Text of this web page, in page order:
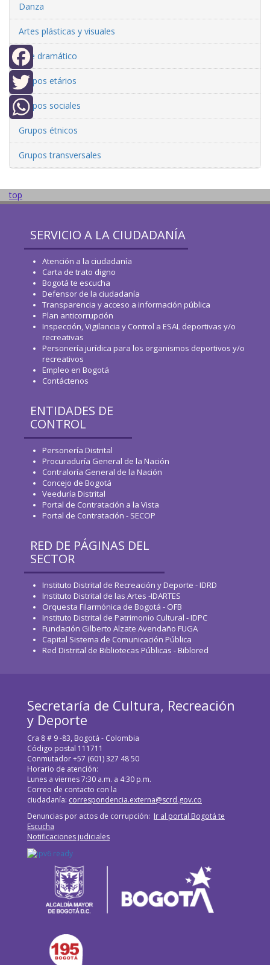
Facebook
Twitter
WhatsApp
Danza
Artes plásticas y visuales
Arte dramático
Grupos etários
Grupos sociales
Grupos étnicos
Grupos transversales
top
SERVICIO A LA CIUDADANÍA
Atención a la ciudadanía
Carta de trato digno
Bogotá te escucha
Defensor de la ciudadanía
Transparencia y acceso a información pública
Plan anticorrupción
Inspección, Vigilancia y Control a ESAL deportivas y/o
recreativas
Personería jurídica para los organismos deportivos y/o
recreativos
Empleo en Bogotá
Contáctenos
ENTIDADES DE
CONTROL
Personería Distrital
Procuraduría General de la Nación
Contraloría General de la Nación
Concejo de Bogotá
Veeduría Distrital
Portal de Contratación a la Vista
Portal de Contratación - SECOP
RED DE PÁGINAS DEL
SECTOR
Instituto Distrital de Recreación y Deporte - IDRD
Instituto Distrital de las Artes -IDARTES
Orquesta Filarmónica de Bogotá - OFB
Instituto Distrital de Patrimonio Cultural - IDPC
Fundación Gilberto Alzate Avendaño FUGA
Capital Sistema de Comunicación Pública
Red Distrital de Bibliotecas Públicas - Biblored
Secretaría de Cultura, Recreación
y Deporte
Cra 8 # 9 -83, Bogotá - Colombia
Código postal 111711
Conmutador +57 (601) 327 48 50
Horario de atención:
Lunes a viernes 7:30 a.m. a 4:30 p.m.
Correo de contacto con la
ciudadanía: correspondencia.externa@scrd.gov.co
Denuncias por actos de corrupción: Ir al portal Bogotá te
Escucha
Notificaciones judiciales